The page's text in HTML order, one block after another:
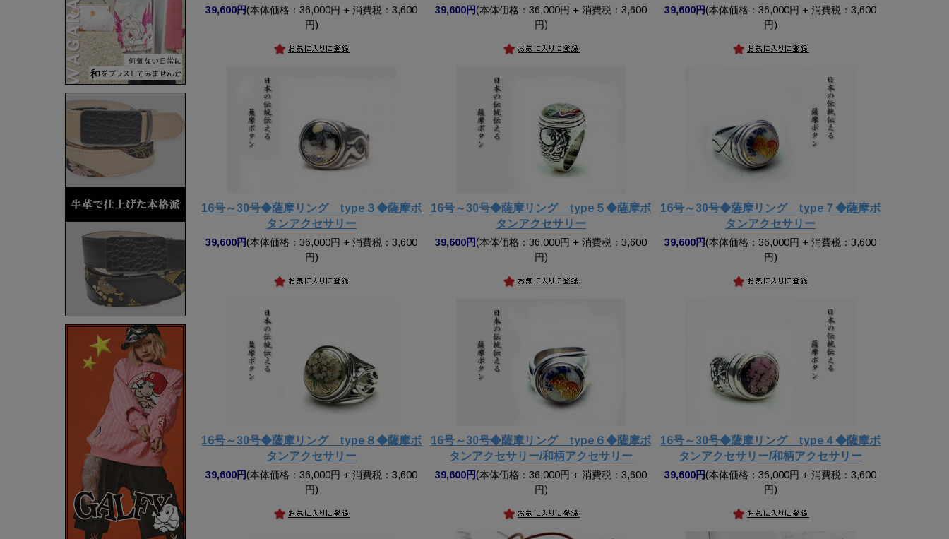
39,600円(本体価格：36,000円 + 消費税：3,600
円)
39,600円(本体価格：36,000円 + 消費税：3,600
円)
39,600円(本体価格：36,000円 + 消費税：3,600
円)
16号～30号◆薩摩リング type３◆薩摩ボ
タンアクセサリー
39,600円(本体価格：36,000円 + 消費税：3,600
円)
16号～30号◆薩摩リング type５◆薩摩ボ
タンアクセサリー
39,600円(本体価格：36,000円 + 消費税：3,600
円)
16号～30号◆薩摩リング type７◆薩摩ボ
タンアクセサリー
39,600円(本体価格：36,000円 + 消費税：3,600
円)
16号～30号◆薩摩リング type８◆薩摩ボ
タンアクセサリー
39,600円(本体価格：36,000円 + 消費税：3,600
円)
16号～30号◆薩摩リング type６◆薩摩ボ
タンアクセサリー/和柄アクセサリー
39,600円(本体価格：36,000円 + 消費税：3,600
円)
16号～30号◆薩摩リング type４◆薩摩ボ
タンアクセサリー/和柄アクセサリー
39,600円(本体価格：36,000円 + 消費税：3,600
円)